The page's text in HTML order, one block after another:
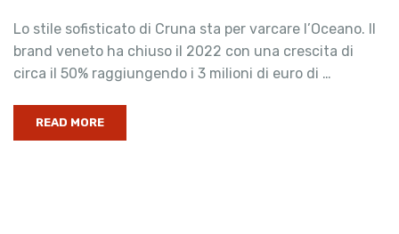
Lo stile sofisticato di Cruna sta per varcare l’Oceano. Il
brand veneto ha chiuso il 2022 con una crescita di
circa il 50% raggiungendo i 3 milioni di euro di …
READ MORE